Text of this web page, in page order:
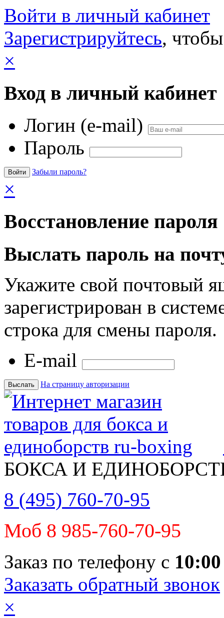
Войти в личный кабинет
Зарегистрируйтесь,
×
Вход в личный кабинет
Логин (e-mail)
Пароль
Забыли пароль?
×
Восстановление пароля
Выслать пароль на
Укажите свой почтовый
зарегистрирован в
строка для смены пароля.
E-mail
На страницу авторизации
БОКСА И
8 (495) 760-70-95
Моб 8 985-760-70-95
Заказ по телефону с 10:00
Заказать обратный звонок
×